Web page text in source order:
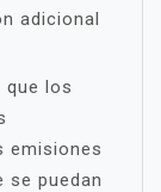
adicional
que los
emisiones
se puedan